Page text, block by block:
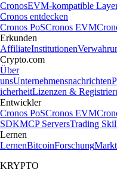
CronosEVM-kompatible
Cronos entdecken
Cronos PoSCronos EVM
Erkunden
AffiliateInstitutionen
Crypto.com
Über
unsUnternehmensnachrichten
icherheitLizenzen &
Entwickler
Cronos PoSCronos EVM
SDKMCP ServersTrading
Lernen
LernenBitcoinForschung
KRYPTO